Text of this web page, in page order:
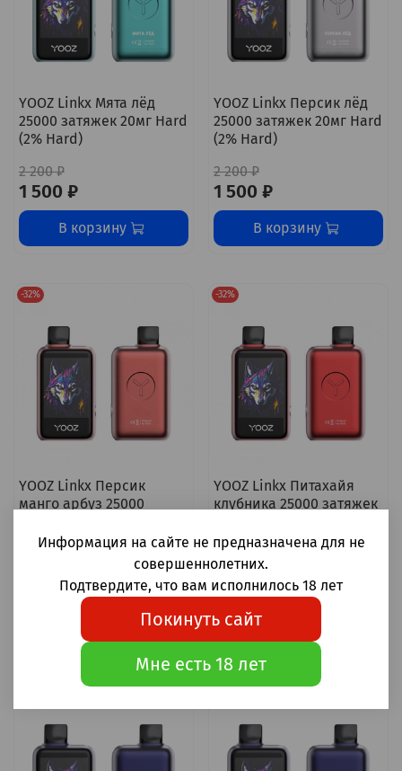
YOOZ Linkx Мята лёд
25000 затяжек 20мг Hard
(2% Hard)
2 200 ₽
1 500 ₽
В корзину
YOOZ Linkx Персик лёд
25000 затяжек 20мг Hard
(2% Hard)
2 200 ₽
1 500 ₽
В корзину
-32%
YOOZ Linkx Персик
манго арбуз 25000
Hard)
1 500 ₽
-32%
YOOZ Linkx Питахайя
клубника 25000 затяжек
2 200 ₽
1 500 ₽
В корзину
Информация на сайте не предназначена для не
совершеннолетних.
Подтвердите, что вам исполнилось 18 лет
Покинуть сайт
Мне есть 18 лет